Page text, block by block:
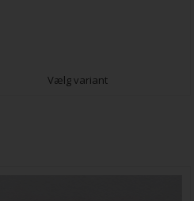
Vælg variant